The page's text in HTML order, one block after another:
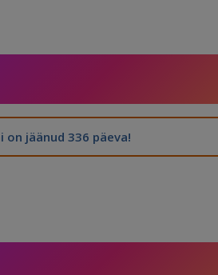
on jäänud 336 päeva!